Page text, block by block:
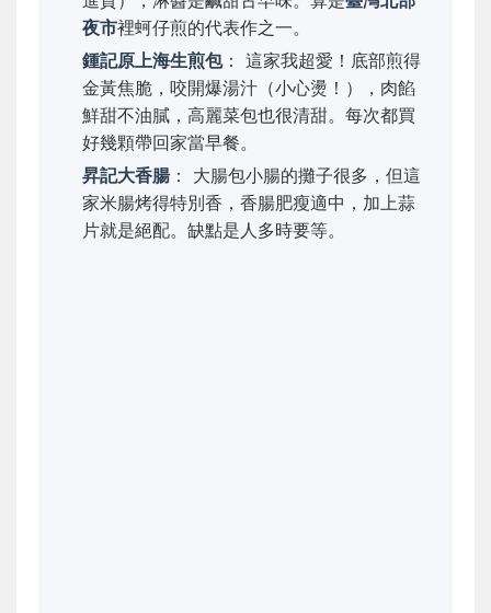
夜市裡蚵仔煎的代表作之一。
鍾記原上海生煎包： 這家我超愛！底部煎得
金黃焦脆，咬開爆湯汁（小心燙！），肉餡
鮮甜不油膩，高麗菜包也很清甜。每次都買
好幾顆帶回家當早餐。
昇記大香腸： 大腸包小腸的攤子很多，但這
家米腸烤得特別香，香腸肥瘦適中，加上蒜
片就是絕配。缺點是人多時要等。